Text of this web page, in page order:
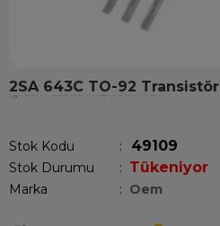
2SA 643C TO-92 Transistör
Stok Kodu 49109
Stok Durumu : Tükeniyor
Marka : Oem